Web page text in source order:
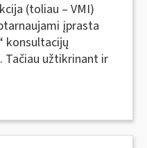
(toliau – VMI)
įprasta
konsultacijų
Tačiau užtikrinant ir